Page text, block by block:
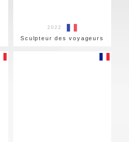
2022
Sculpteur des voyageurs